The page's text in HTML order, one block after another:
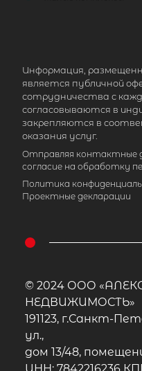
Информация,
является публичной
сотрудничества с
согласовываются в
закрепляются в
оказания услуг.
Отправляя контактные
согласие на обработку
Политика
Проектные декларации
© 2024 ООО
НЕДВИЖИМОСТЬ»
191123, г.Санкт-
ул.,
дом 13/48,